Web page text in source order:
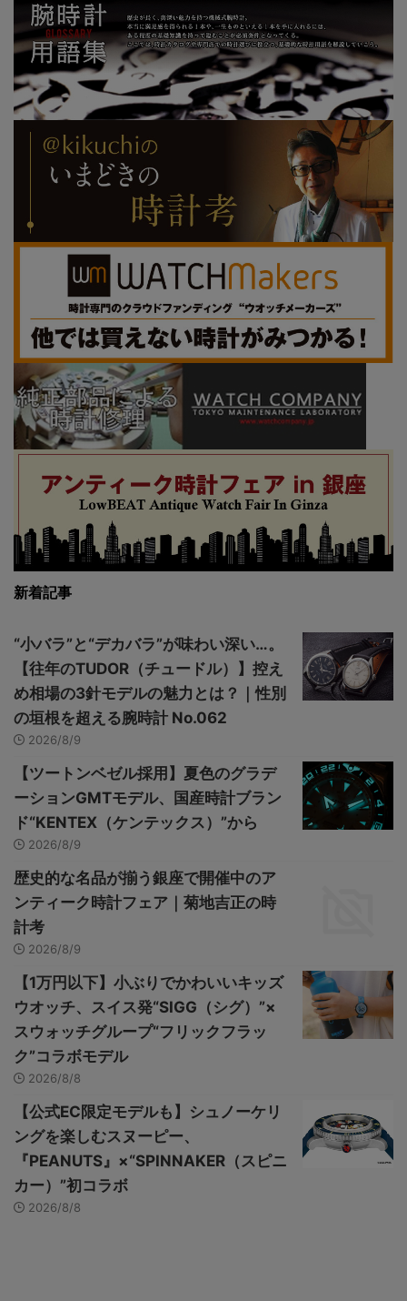
新着記事
“小バラ”と“デカバラ”が味わい深い…。
【往年のTUDOR（チュードル）】控え
め相場の3針モデルの魅力とは？｜性別
の垣根を超える腕時計 No.062
2026/8/9
【ツートンベゼル採用】夏色のグラデ
ーションGMTモデル、国産時計ブラン
ド“KENTEX（ケンテックス）”から
2026/8/9
歴史的な名品が揃う銀座で開催中のア
ンティーク時計フェア｜菊地吉正の時
計考
2026/8/9
【1万円以下】小ぶりでかわいいキッズ
ウオッチ、スイス発“SIGG（シグ）”×
スウォッチグループ“フリックフラッ
ク”コラボモデル
2026/8/8
【公式EC限定モデルも】シュノーケリ
ングを楽しむスヌーピー、
『PEANUTS』×“SPINNAKER（スピニ
カー）”初コラボ
2026/8/8